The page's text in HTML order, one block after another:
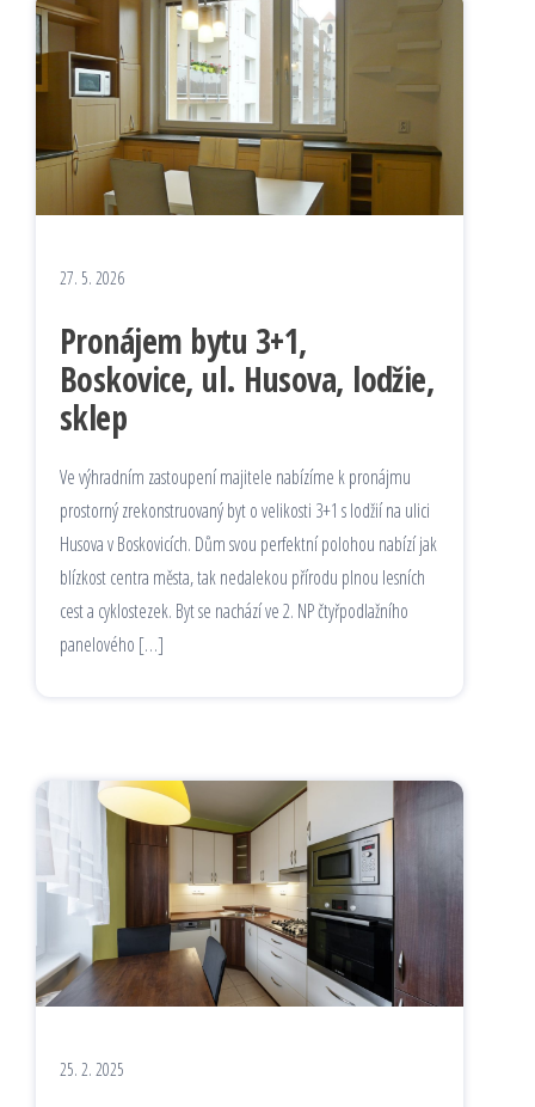
27. 5. 2026
Pronájem bytu 3+1,
Boskovice, ul. Husova, lodžie,
sklep
Ve výhradním zastoupení majitele nabízíme k pronájmu
prostorný zrekonstruovaný byt o velikosti 3+1 s lodžií na ulici
Husova v Boskovicích. Dům svou perfektní polohou nabízí jak
blízkost centra města, tak nedalekou přírodu plnou lesních
cest a cyklostezek. Byt se nachází ve 2. NP čtyřpodlažního
panelového […]
25. 2. 2025